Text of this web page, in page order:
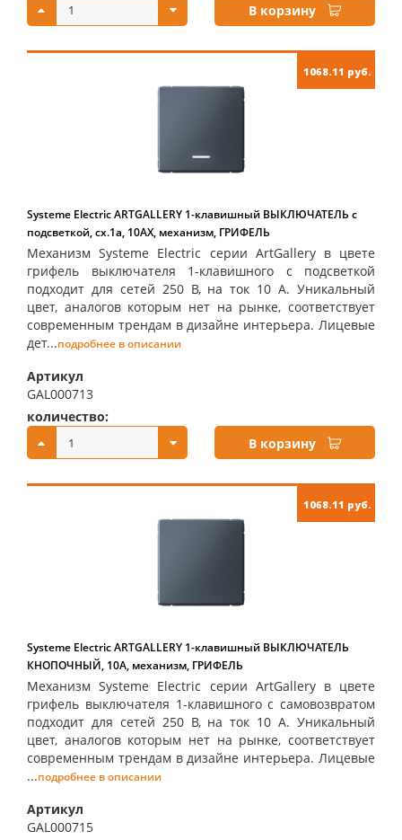
В корзину
1068.11 руб.
Systeme Electric ARTGALLERY 1-клавишный ВЫКЛЮЧАТЕЛЬ с
подсветкой, сх.1а, 10АХ, механизм, ГРИФЕЛЬ
Механизм Systeme Electric серии ArtGallery в цвете
грифель выключателя 1-клавишного с подсветкой
подходит для сетей 250 В, на ток 10 А. Уникальный
цвет, аналогов которым нет на рынке, соответствует
современным трендам в дизайне интерьера. Лицевые
дет...подробнее в описании
Артикул
GAL000713
количество:
В корзину
1068.11 руб.
Systeme Electric ARTGALLERY 1-клавишный ВЫКЛЮЧАТЕЛЬ
КНОПОЧНЫЙ, 10А, механизм, ГРИФЕЛЬ
Механизм Systeme Electric серии ArtGallery в цвете
грифель выключателя 1-клавишного с самовозвратом
подходит для сетей 250 В, на ток 10 А. Уникальный
цвет, аналогов которым нет на рынке, соответствует
современным трендам в дизайне интерьера. Лицевые
...подробнее в описании
Артикул
GAL000715